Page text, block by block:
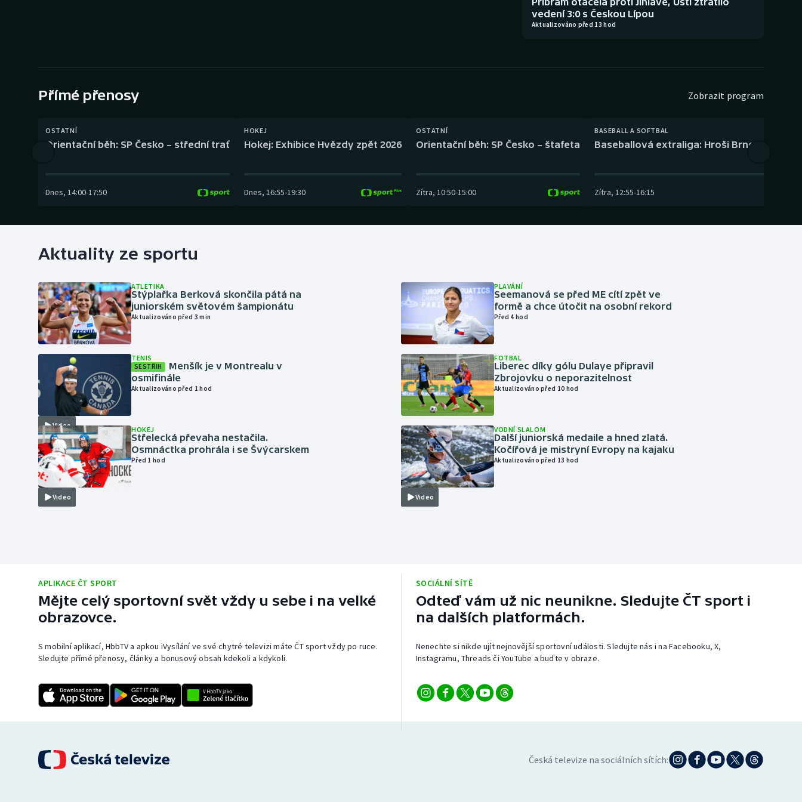
Gymnastika Plážový volejbal
vedení 3:0 s Českou Lípou
Aktualizováno před 13 hod
Přímé přenosy Zobrazit program
OSTATNÍ
Orientační běh: SP Česko – střední trať
Dnes, 14:00-17:50
HOKEJ
Hokej: Exhibice Hvězdy zpět 2026
Dnes, 16:55-19:30
OSTATNÍ
Orientační běh: SP Česko – štafeta
Zítra, 10:50-15:00
BASEBALL A SOFTBAL
Baseballová extraliga: Hroši Brno – Eagles
Zítra, 12:55-16:15
Aktuality ze sportu
ATLETIKA
Stýplařka Berková skončila pátá na
juniorském světovém šampionátu
Aktualizováno před 3 min
Video
TENIS
SESTŘIH
Menšík je v Montrealu v
osmifinále
Aktualizováno před 1 hod
Video
HOKEJ
Střelecká převaha nestačila.
Osmnáctka prohrála i se Švýcarskem
Před 1 hod
PLAVÁNÍ
Seemanová se před ME cítí zpět ve
formě a chce útočit na osobní rekord
Před 4 hod
FOTBAL
Liberec díky gólu Dulaye připravil
Zbrojovku o neporazitelnost
Aktualizováno před 10 hod
Video
VODNÍ SLALOM
Další juniorská medaile a hned zlatá.
Kočířová je mistryní Evropy na kajaku
Aktualizováno před 13 hod
APLIKACE ČT SPORT
Mějte celý sportovní svět vždy u sebe i na velké
obrazovce.
S mobilní aplikací, HbbTV a apkou iVysílání ve své chytré televizi máte ČT sport vždy po ruce.
Sledujte přímé přenosy, články a bonusový obsah kdekoli a kdykoli.
SOCIÁLNÍ SÍTĚ
Odteď vám už nic neunikne. Sledujte ČT sport i
na dalších platformách.
Nenechte si nikde ujít nejnovější sportovní události. Sledujte nás i na Facebooku, X,
Instagramu, Threads či YouTube a buďte v obraze.
Česká televize na sociálních sítích: